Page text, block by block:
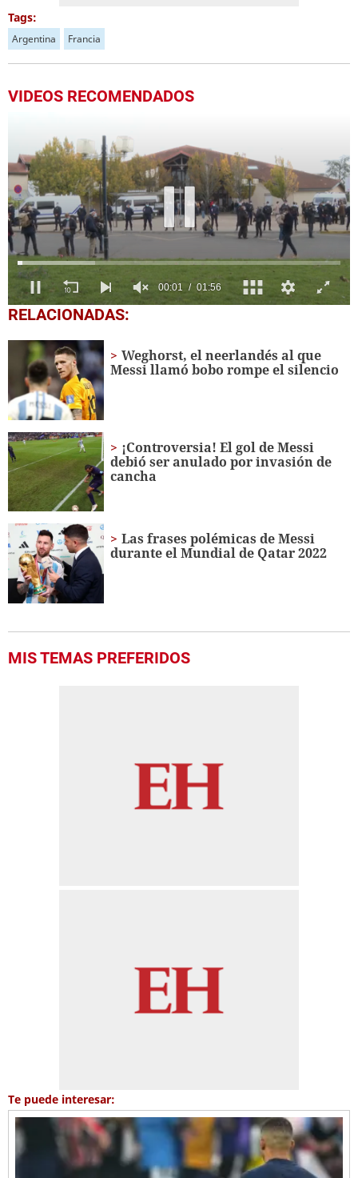
Tags:
Argentina Francia
VIDEOS RECOMENDADOS
0
seconds
minute,
seconds
RELACIONADAS:
Weghorst, el neerlandés al que
Messi llamó bobo rompe el silencio
¡Controversia! El gol de Messi
debió ser anulado por invasión de
cancha
Las frases polémicas de Messi
durante el Mundial de Qatar 2022
MIS TEMAS PREFERIDOS
Te puede interesar: